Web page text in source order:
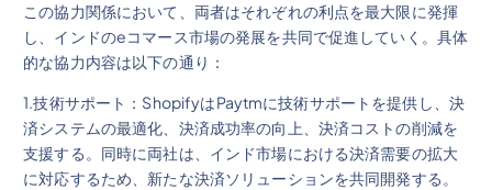
この協力関係において、両者はそれぞれの利点を最大限に発揮
し、インドのeコマース市場の発展を共同で促進していく。具体
的な協力内容は以下の通り：
1.技術サポート：ShopifyはPaytmに技術サポートを提供し、決
済システムの最適化、決済成功率の向上、決済コストの削減を
支援する。同時に両社は、インド市場における決済需要の拡大
に対応するため、新たな決済ソリューションを共同開発する。